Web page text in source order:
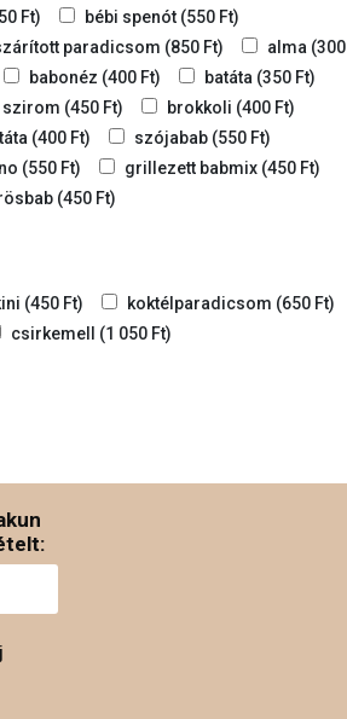
Ft) bébi spenót (550 Ft)
paradicsom (850 Ft) alma (300
babonéz (400 Ft) batáta (350 Ft)
(450 Ft) brokkoli (400 Ft)
(400 Ft) szójabab (550 Ft)
(550 Ft) grillezett babmix (450 Ft)
(450 Ft)
(450 Ft) koktélparadicsom (650 Ft)
csirkemell (1 050 Ft)